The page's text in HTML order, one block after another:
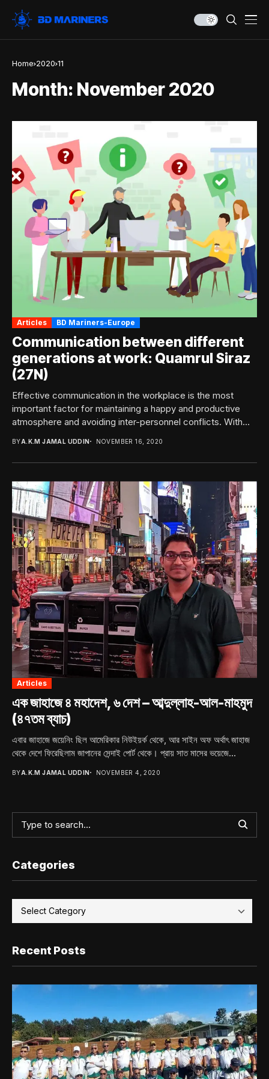
Home 2020 11
Month: November 2020
Articles BD Mariners-Europe
Communication between different
generations at work: Quamrul Siraz
(27N)
Effective communication in the workplace is the most
important factor for maintaining a happy and productive
atmosphere and avoiding inter-personnel conflicts. With
BYA.K.M JAMAL UDDIN NOVEMBER 16, 2020
Articles
এক জাহাজে ৪ মহাদেশ, ৬ দেশ – আব্দুল্লাহ-আল-মাহমুদ
(৪৭তম ব্যাচ)
এবার জাহাজে জয়েনিং ছিল আমেরিকার নিউইয়র্ক থেকে, আর সাইন অফ অর্থাৎ জাহাজ
থেকে দেশে ফিরেছিলাম জাপানের সেন্দাই পোর্ট থেকে। প্রায় সাত মাসের ভয়েজে...
BYA.K.M JAMAL UDDIN NOVEMBER 4, 2020
Categories
Recent Posts